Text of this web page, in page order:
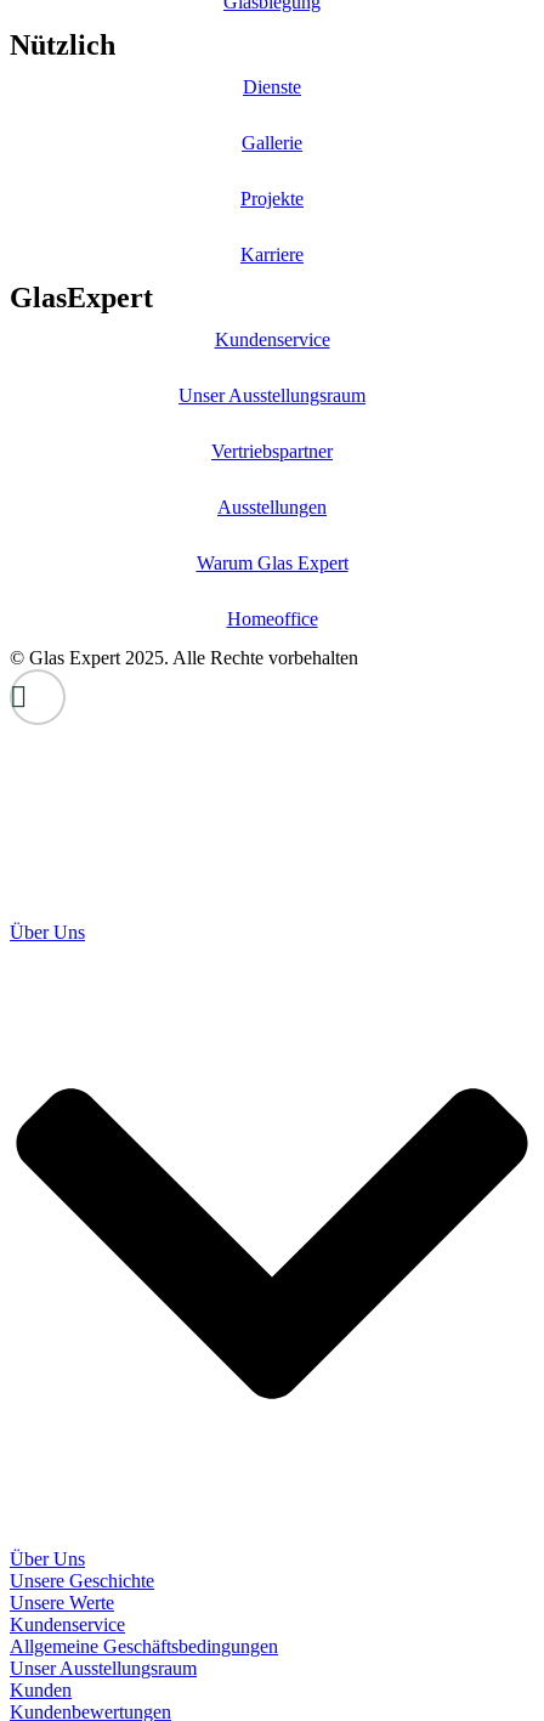
Nützlich
Dienste
Gallerie
Projekte
Karriere
GlasExpert
Kundenservice
Unser Ausstellungsraum
Vertriebspartner
Ausstellungen
Warum Glas Expert
Homeoffice
© Glas Expert 2025. Alle Rechte vorbehalten
Über Uns
Über Uns
Unsere Geschichte
Unsere Werte
Kundenservice
Allgemeine Geschäftsbedingungen
Unser Ausstellungsraum
Kunden
Kundenbewertungen